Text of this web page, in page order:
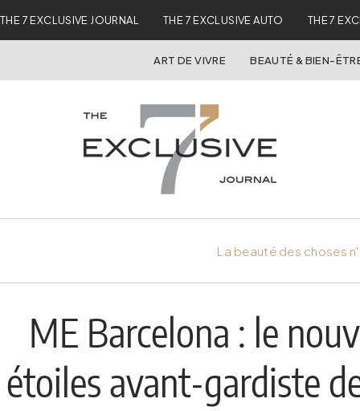
THE 7 EXCLUSIVE JOURNAL THE 7 EXCLUSIVE AUTO THE 7
ART DE VIVRE BEAUTÉ & BIEN-
La beauté des choses
ME Barcelona : le
étoiles avant-gardiste